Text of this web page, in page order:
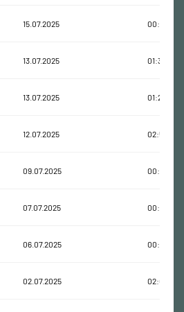
15.07.2025 00:20:01
13.07.2025 01:30:39
13.07.2025 01:26:31
12.07.2025 02:54:26
09.07.2025 00:33:13
07.07.2025 00:10:21
06.07.2025 00:57:07
02.07.2025 02:05:24